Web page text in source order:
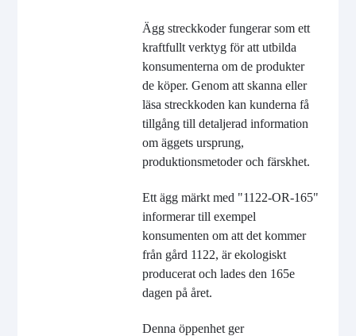
Ägg streckkoder fungerar som ett
kraftfullt verktyg för att utbilda
konsumenterna om de produkter
de köper. Genom att skanna eller
läsa streckkoden kan kunderna få
tillgång till detaljerad information
om äggets ursprung,
produktionsmetoder och färskhet.
Ett ägg märkt med "1122-OR-165"
informerar till exempel
konsumenten om att det kommer
från gård 1122, är ekologiskt
producerat och lades den 165e
dagen på året.
Denna öppenhet ger